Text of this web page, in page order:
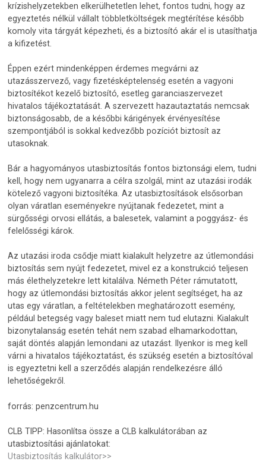
krízishelyzetekben elkerülhetetlen lehet, fontos tudni, hogy az
egyeztetés nélkül vállalt többletköltségek megtérítése később
komoly vita tárgyát képezheti, és a biztosító akár el is utasíthatja
a kifizetést.
Éppen ezért mindenképpen érdemes megvárni az
utazásszervező, vagy fizetésképtelenség esetén a vagyoni
biztosítékot kezelő biztosító, esetleg garanciaszervezet
hivatalos tájékoztatását. A szervezett hazautaztatás nemcsak
biztonságosabb, de a későbbi kárigények érvényesítése
szempontjából is sokkal kedvezőbb pozíciót biztosít az
utasoknak.
Bár a hagyományos utasbiztosítás fontos biztonsági elem, tudni
kell, hogy nem ugyanarra a célra szolgál, mint az utazási irodák
kötelező vagyoni biztosítéka. Az utasbiztosítások elsősorban
olyan váratlan eseményekre nyújtanak fedezetet, mint a
sürgősségi orvosi ellátás, a balesetek, valamint a poggyász- és
felelősségi károk.
Az utazási iroda csődje miatt kialakult helyzetre az útlemondási
biztosítás sem nyújt fedezetet, mivel ez a konstrukció teljesen
más élethelyzetekre lett kitalálva. Németh Péter rámutatott,
hogy az útlemondási biztosítás akkor jelent segítséget, ha az
utas egy váratlan, a feltételekben meghatározott esemény,
például betegség vagy baleset miatt nem tud elutazni. Kialakult
bizonytalanság esetén tehát nem szabad elhamarkodottan,
saját döntés alapján lemondani az utazást. Ilyenkor is meg kell
várni a hivatalos tájékoztatást, és szükség esetén a biztosítóval
is egyeztetni kell a szerződés alapján rendelkezésre álló
lehetőségekről.
forrás: penzcentrum.hu
CLB TIPP: Hasonlítsa össze a CLB kalkulátorában az
utasbiztosítási ajánlatokat:
Utasbiztosítás kalkulátor>>